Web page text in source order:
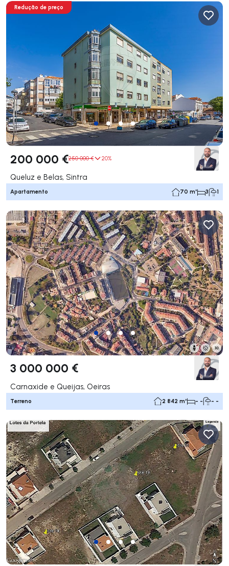
Redução de preço
200 000 €250 000 € 20%
Queluz e Belas, Sintra
Apartamento 70 m² 3 1
3 000 000 €
Carnaxide e Queijas, Oeiras
Terreno 2 842 m² - - - -